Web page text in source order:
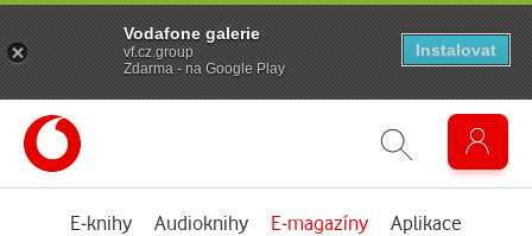
E-knihy Audioknihy E-magazíny Aplikace
Vodafone galerie
vf.cz.group
Zdarma - na Google Play
Instalovat